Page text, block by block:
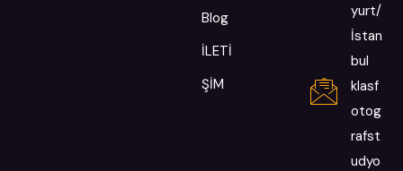
Blog
İLETİ
ŞİM
yurt/
İstan
bul
klasf
otog
rafst
udyo